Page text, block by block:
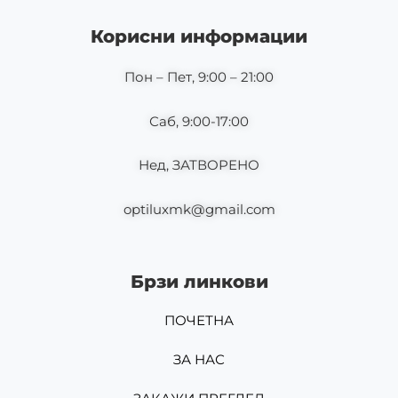
o
o
g
r
m
Корисни информации
Пон – Пет, 9:00 – 21:00
Саб, 9:00-17:00
Нед, ЗАТВОРЕНО
optiluxmk@gmail.com
Брзи линкови
ПОЧЕТНА
ЗА НАС